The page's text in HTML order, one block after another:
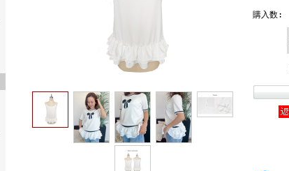
購入数: